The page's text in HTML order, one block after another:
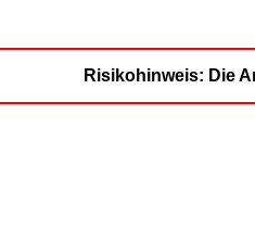
Risikohinweis: Die